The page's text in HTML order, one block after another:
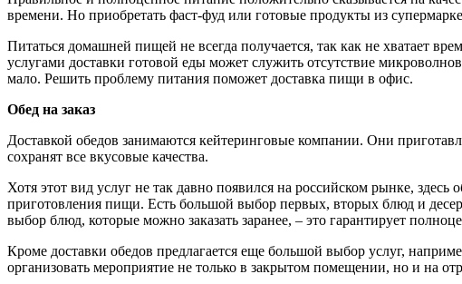
времени. Но приобретать фаст-фуд или готовые продукты из
Питаться домашней пищей не всегда получается, так как не хватает
услугами доставки готовой еды может служить отсутствие
мало. Решить проблему питания поможет доставка пищи в офис.
Обед на заказ
Доставкой обедов занимаются кейтеринговые компании. Они
сохранят все вкусовые качества.
Хотя этот вид услуг не так давно появился на российском рынке,
приготовления пищи. Есть большой выбор первых, вторых блюд и
выбор блюд, которые можно заказать заранее, – это гарантирует
Кроме доставки обедов предлагается еще большой выбор услуг,
организовать мероприятие не только в закрытом помещении, но и на